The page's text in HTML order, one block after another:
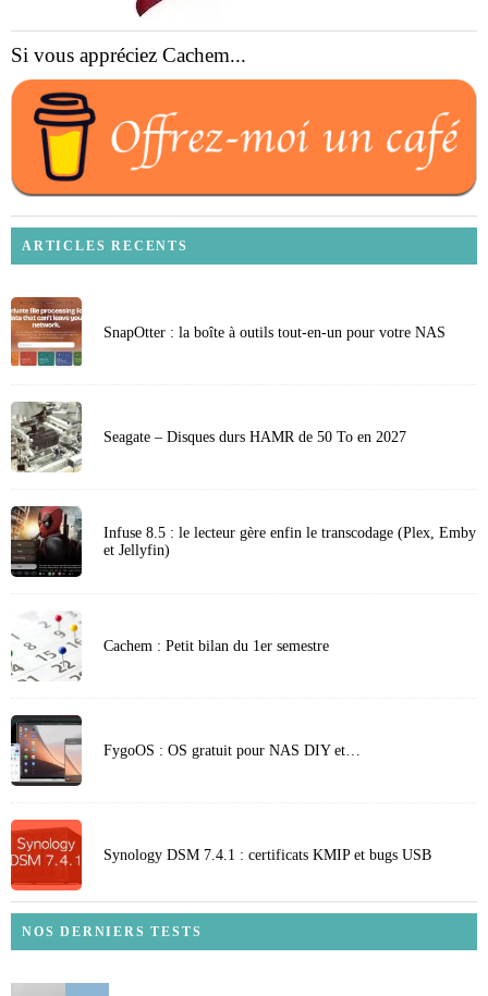
Si vous appréciez Cachem...
ARTICLES RECENTS
SnapOtter : la boîte à outils tout-en-un pour votre NAS
Seagate – Disques durs HAMR de 50 To en 2027
Infuse 8.5 : le lecteur gère enfin le transcodage (Plex, Emby
et Jellyfin)
Cachem : Petit bilan du 1er semestre
FygoOS : OS gratuit pour NAS DIY et…
Synology DSM 7.4.1 : certificats KMIP et bugs USB
NOS DERNIERS TESTS